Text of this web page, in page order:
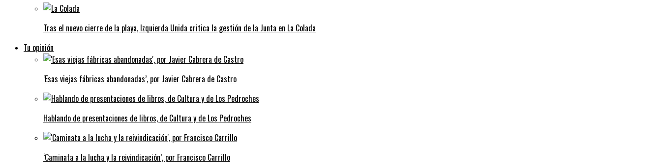
Tras el nuevo cierre de la playa, Izquierda Unida critica la gestión de la Junta en La Colada
Tu opinión
‘Esas viejas fábricas abandonadas’, por Javier Cabrera de Castro
Hablando de presentaciones de libros, de Cultura y de Los Pedroches
‘Caminata a la lucha y la reivindicación’, por Francisco Carrillo